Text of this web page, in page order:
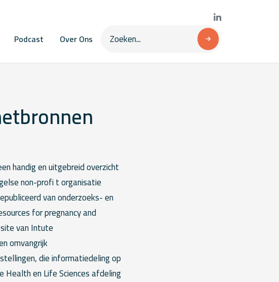
Podcast Over Ons
handig en uitgebreid overzicht
non-profi t organisatie
van onderzoeks- en
for pregnancy and
van Intute
omvangrijk
die informatiedeling op
Health en Life Sciences afdeling